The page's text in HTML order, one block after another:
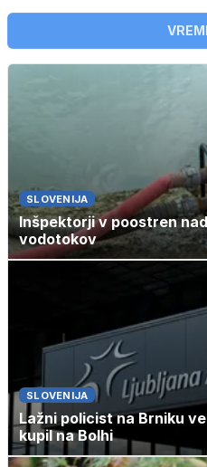
SLOVENIJA
Inšpektorji v poostren
vodotokov
SLOVENIJA
Lažni policist na Brniku
kupil na Bolhi